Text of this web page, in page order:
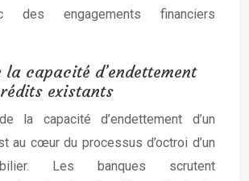
des engagements financiers
la capacité d’endettement
existants
la capacité d’endettement d’un
au cœur du processus d’octroi d’un
Les banques scrutent